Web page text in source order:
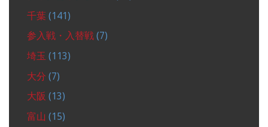
千葉 (141)
参入戦・入替戦 (7)
埼玉 (113)
大分 (7)
大阪 (13)
富山 (15)